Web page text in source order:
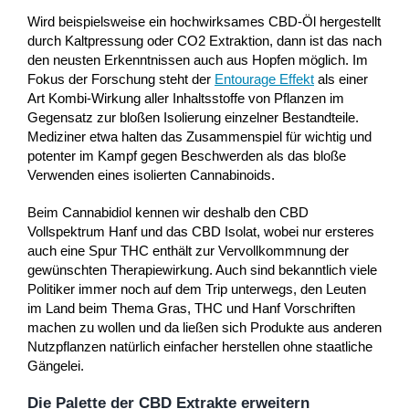
Wird beispielsweise ein hochwirksames CBD-Öl hergestellt
durch Kaltpressung oder CO2 Extraktion, dann ist das nach
den neusten Erkenntnissen auch aus Hopfen möglich. Im
Fokus der Forschung steht der Entourage Effekt als einer
Art Kombi-Wirkung aller Inhaltsstoffe von Pflanzen im
Gegensatz zur bloßen Isolierung einzelner Bestandteile.
Mediziner etwa halten das Zusammenspiel für wichtig und
potenter im Kampf gegen Beschwerden als das bloße
Verwenden eines isolierten Cannabinoids.
Beim Cannabidiol kennen wir deshalb den CBD
Vollspektrum Hanf und das CBD Isolat, wobei nur ersteres
auch eine Spur THC enthält zur Vervollkommnung der
gewünschten Therapiewirkung. Auch sind bekanntlich viele
Politiker immer noch auf dem Trip unterwegs, den Leuten
im Land beim Thema Gras, THC und Hanf Vorschriften
machen zu wollen und da ließen sich Produkte aus anderen
Nutzpflanzen natürlich einfacher herstellen ohne staatliche
Gängelei.
Die Palette der CBD Extrakte erweitern